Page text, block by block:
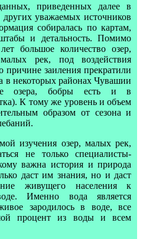
приведенных далее в
уважаемых источников
собиралась по картам,
и детальность. Помимо
большое количество озер,
рек, под воздействия
причине заиления прекратили
в некоторых районах Чувашии
озера, бобры есть и в
К тому же уровень и объем
образом от сезона и
изучения озер, малых рек,
не только специалисты-
важна история и природа
даст им знания, но и даст
живущего населения к
Именно вода является
зародилось в воде, все
процент из воды и всем